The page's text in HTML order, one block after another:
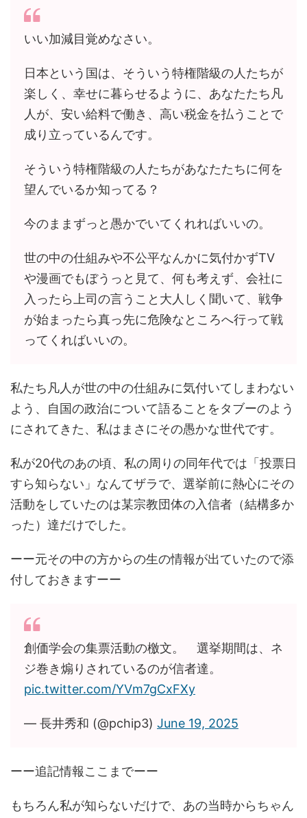
いい加減目覚めなさい。
日本という国は、そういう特権階級の人たちが
楽しく、幸せに暮らせるように、あなたたち凡
人が、安い給料で働き、高い税金を払うことで
成り立っているんです。
そういう特権階級の人たちがあなたたちに何を
望んでいるか知ってる？
今のままずっと愚かでいてくれればいいの。
世の中の仕組みや不公平なんかに気付かずTV
や漫画でもぼうっと見て、何も考えず、会社に
入ったら上司の言うこと大人しく聞いて、戦争
が始まったら真っ先に危険なところへ行って戦
ってくればいいの。
私たち凡人が世の中の仕組みに気付いてしまわない
よう、自国の政治について語ることをタブーのよう
にされてきた、私はまさにその愚かな世代です。
私が20代のあの頃、私の周りの同年代では「投票日
すら知らない」なんてザラで、選挙前に熱心にその
活動をしていたのは某宗教団体の入信者（結構多か
った）達だけでした。
ーー元その中の方からの生の情報が出ていたので添
付しておきますーー
創価学会の集票活動の檄文。 選挙期間は、ネ
ジ巻き煽りされているのが信者達。
pic.twitter.com/YVm7gCxFXy
— 長井秀和 (@pchip3) June 19, 2025
ーー追記情報ここまでーー
もちろん私が知らないだけで、あの当時からちゃん